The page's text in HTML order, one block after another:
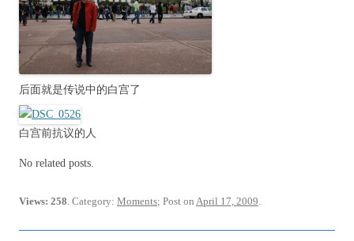
后面就是传说中的白宫了
白宫前抗议的人
No related posts.
Views: 258. Category: Moments; Post on April 17, 2009.